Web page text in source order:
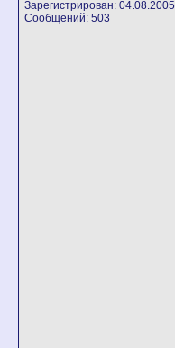
Зарегистрирован: 04.08.2005
Сообщений: 503